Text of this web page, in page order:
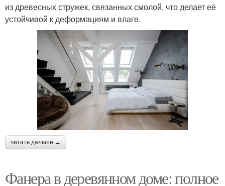
из древесных стружек, связанных смолой, что делает её
устойчивой к деформациям и влаге.
читать дальше →
Фанера в деревянном доме: полное